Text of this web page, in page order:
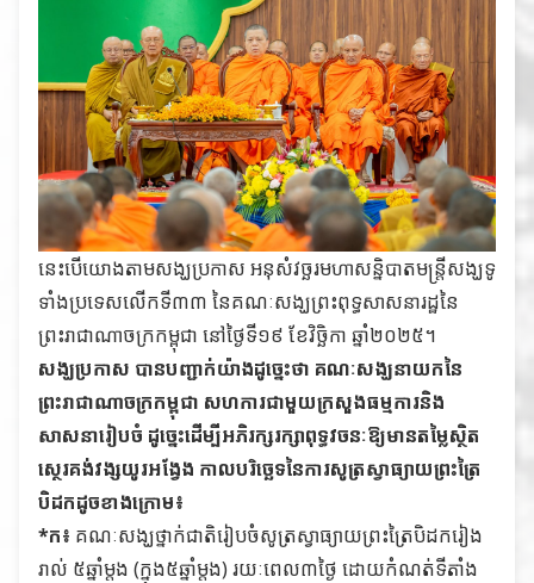
នេះបើយោងតាមសង្ឃប្រកាស​ អនុសំវច្ឆរមហាសន្និបាតមន្ត្រីសង្ឃទូ
ទាំងប្រទេសលើកទី៣៣​ នៃគណៈសង្ឃព្រះពុទ្ធសាសនា​រដ្ឋ​នៃ
ព្រះរាជាណាចក្រកម្ពុជា​ នៅថ្ងៃទី១៩ ខែវិច្ឆិកា ឆ្នាំ២០២៥។
សង្ឃប្រកាស បានបញ្ជាក់យ៉ាងដូច្នេះថា គណៈសង្ឃនាយកនៃ
ព្រះរាជាណាចក្រកម្ពុជា សហការជាមួយក្រសួងធម្មការនិង
សាសនារៀបចំ ដូច្នេះដើម្បីអភិរក្សរក្សាពុទ្ធវចនៈឱ្យមានតម្លៃស្ថិត
ស្ថេរគង់វង្សយូរអង្វែង កាលបរិច្ឆេទនៃការសូត្រស្វាធ្យាយព្រះត្រៃ
បិដកដូចខាងក្រោម៖
*ក៖ គណៈសង្ឃថ្នាក់ជាតិរៀបចំសូត្រស្វាធ្យាយព្រះត្រៃបិដករៀង
រាល់ ៥ឆ្នាំម្តង (ក្នុង៥ឆ្នាំម្តង) រយៈពេល៣ថ្ងៃ ដោយកំណត់ទីតាំង